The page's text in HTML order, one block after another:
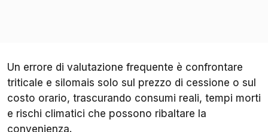
Un errore di valutazione frequente è confrontare
triticale e silomais solo sul prezzo di cessione o sul
costo orario, trascurando consumi reali, tempi morti
e rischi climatici che possono ribaltare la
convenienza.